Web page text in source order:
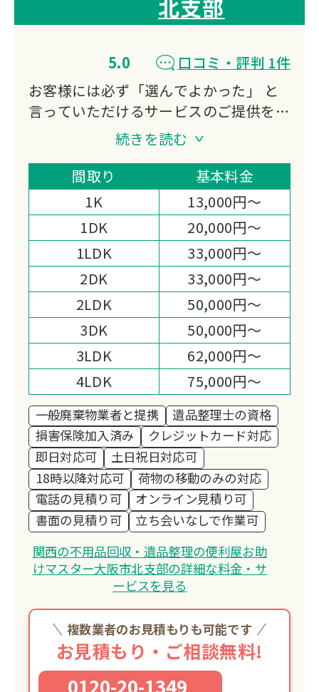
北支部
5.0
口コミ・評判 1件
お客様には必ず「選んでよかった」 と
言っていただけるサービスのご提供をお
約束いたします。
あらゆる悩みに対応し続けていることが
強みです。
依頼者の事を一番に考え、できる限り素
早く即時対応を心がけております。
クオリティの高いサービスを提供し、お
客様に満足いただけることを常に目指し
ております。どんなお困りごともお気軽
にご相談ください。
続きを読む
間取り
基本料金
1K
13,000円～
1DK
20,000円～
1LDK
33,000円～
2DK
33,000円～
2LDK
50,000円～
3DK
50,000円～
3LDK
62,000円～
4LDK
75,000円～
一般廃棄物業者と提携
遺品整理士の資格
損害保険加入済み
クレジットカード対応
即日対応可
土日祝日対応可
18時以降対応可
荷物の移動のみの対応
電話の見積り可
オンライン見積り可
書面の見積り可
立ち会いなしで作業可
関西の不用品回収・遺品整理の便利屋お助
けマスター大阪市北支部の詳細な料金・サ
ービスを見る
複数業者のお見積もりも可能です
お見積もり・ご相談無料!
0120-20-1349